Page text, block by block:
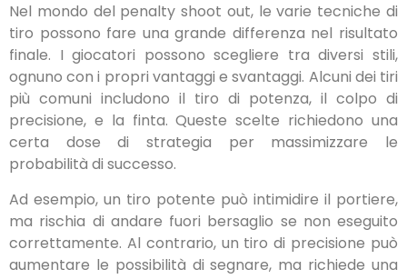
Nel mondo del penalty shoot out, le varie tecniche di
tiro possono fare una grande differenza nel risultato
finale. I giocatori possono scegliere tra diversi stili,
ognuno con i propri vantaggi e svantaggi. Alcuni dei tiri
più comuni includono il tiro di potenza, il colpo di
precisione, e la finta. Queste scelte richiedono una
certa dose di strategia per massimizzare le
probabilità di successo.
Ad esempio, un tiro potente può intimidire il portiere,
ma rischia di andare fuori bersaglio se non eseguito
correttamente. Al contrario, un tiro di precisione può
aumentare le possibilità di segnare, ma richiede una